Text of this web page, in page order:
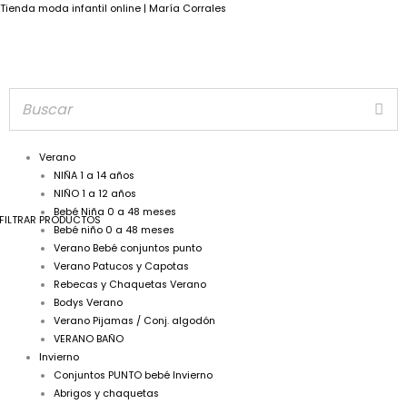
Tienda moda infantil online | María Corrales
Verano
NIÑA 1 a 14 años
NIÑO 1 a 12 años
Bebé Niña 0 a 48 meses
Bebé niño 0 a 48 meses
Verano Bebé conjuntos punto
Verano Patucos y Capotas
Rebecas y Chaquetas Verano
Bodys Verano
Verano Pijamas / Conj. algodón
VERANO BAÑO
Invierno
Conjuntos PUNTO bebé Invierno
Abrigos y chaquetas
FILTRAR PRODUCTOS